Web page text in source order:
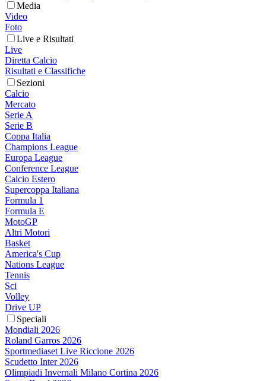
Media
Video
Foto
Live e Risultati
Live
Diretta Calcio
Risultati e Classifiche
Sezioni
Calcio
Mercato
Serie A
Serie B
Coppa Italia
Champions League
Europa League
Conference League
Calcio Estero
Supercoppa Italiana
Formula 1
Formula E
MotoGP
Altri Motori
Basket
America's Cup
Nations League
Tennis
Sci
Volley
Drive UP
Speciali
Mondiali 2026
Roland Garros 2026
Sportmediaset Live Riccione 2026
Scudetto Inter 2026
Olimpiadi Invernali Milano Cortina 2026